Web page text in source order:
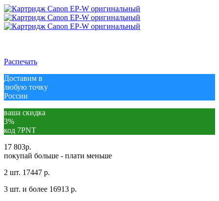
Распечать
Доставим в
любую точку
России
ваша скидка
3%
код 7PNT
17 803р.
покупай больше - плати меньше
2 шт. 17447 р.
3 шт. и более 16913 р.